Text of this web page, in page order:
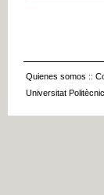
Quienes somos ::
Universitat